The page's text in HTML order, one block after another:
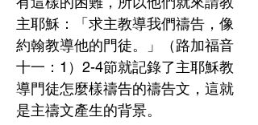
主耶穌：「求主教導我們禱告，像
約翰教導他的門徒。」（路加福音
十一：1）2-4節就記錄了主耶穌教
導門徒怎麼樣禱告的禱告文，這就
是主禱文產生的背景。